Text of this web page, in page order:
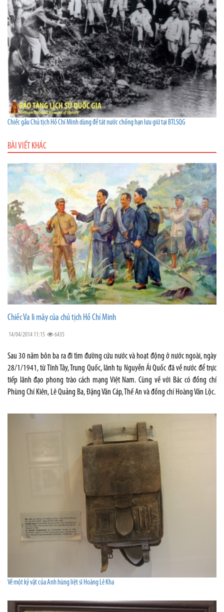
Chiếc gầu Chủ tịch Hồ Chí Minh dùng để tát nước chống hạn lưu giữ tại BTLSQG
BÀI VIẾT KHÁC
Chiếc Va li mây của chủ tịch Hồ Chí Minh
14/04/2014 11:15 6435
Sau 30 năm bôn ba ra đi tìm đường cứu nước và hoạt động ở nước ngoài, ngày
28/1/1941, từ Tĩnh Tây, Trung Quốc, lãnh tụ Nguyễn Ái Quốc đã về nước để trực
tiếp lãnh đạo phong trào cách mạng Việt Nam. Cùng về với Bác có đồng chí
Phùng Chí Kiên, Lê Quảng Ba, Đặng Văn Cáp, Thế An và đồng chí Hoàng Văn Lộc.
Về một kỷ vật của Anh hùng liệt sĩ Hoàng Lê Kha